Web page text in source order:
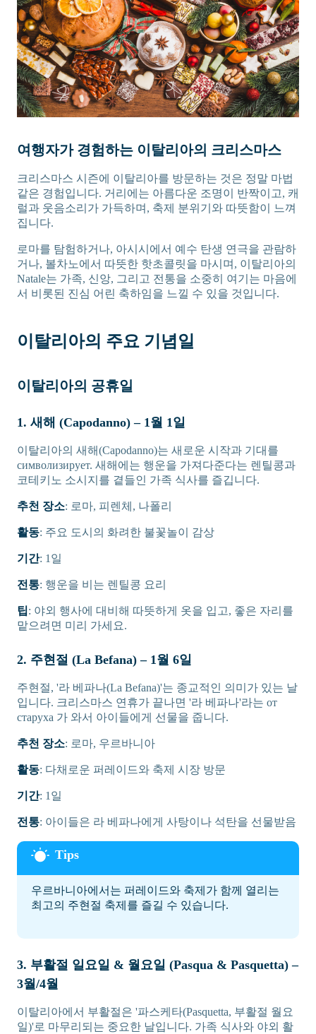
여행자가 경험하는 이탈리아의 크리스마스
크리스마스 시즌에 이탈리아를 방문하는 것은 정말 마법
같은 경험입니다. 거리에는 아름다운 조명이 반짝이고, 캐
럴과 웃음소리가 가득하며, 축제 분위기와 따뜻함이 느껴
집니다.
로마를 탐험하거나, 아시시에서 예수 탄생 연극을 관람하
거나, 볼차노에서 따뜻한 핫초콜릿을 마시며, 이탈리아의
Natale는 가족, 신앙, 그리고 전통을 소중히 여기는 마음에
서 비롯된 진심 어린 축하임을 느낄 수 있을 것입니다.
이탈리아의 주요 기념일
이탈리아의 공휴일
1. 새해 (Capodanno) – 1월 1일
이탈리아의 새해(Capodanno)는 새로운 시작과 기대를
символизирует. 새해에는 행운을 가져다준다는 렌틸콩과
코테키노 소시지를 곁들인 가족 식사를 즐깁니다.
추천 장소: 로마, 피렌체, 나폴리
활동: 주요 도시의 화려한 불꽃놀이 감상
기간: 1일
전통: 행운을 비는 렌틸콩 요리
팁: 야외 행사에 대비해 따뜻하게 옷을 입고, 좋은 자리를
맡으려면 미리 가세요.
2. 주현절 (La Befana) – 1월 6일
주현절, '라 베파나(La Befana)'는 종교적인 의미가 있는 날
입니다. 크리스마스 연휴가 끝나면 '라 베파나'라는 от
старуха 가 와서 아이들에게 선물을 줍니다.
추천 장소: 로마, 우르바니아
활동: 다채로운 퍼레이드와 축제 시장 방문
기간: 1일
전통: 아이들은 라 베파나에게 사탕이나 석탄을 선물받음
우르바니아에서는 퍼레이드와 축제가 함께 열리는
최고의 주현절 축제를 즐길 수 있습니다.
3. 부활절 일요일 & 월요일 (Pasqua & Pasquetta) –
3월/4월
이탈리아에서 부활절은 '파스케타(Pasquetta, 부활절 월요
일)'로 마무리되는 중요한 날입니다. 가족 식사와 야외 활